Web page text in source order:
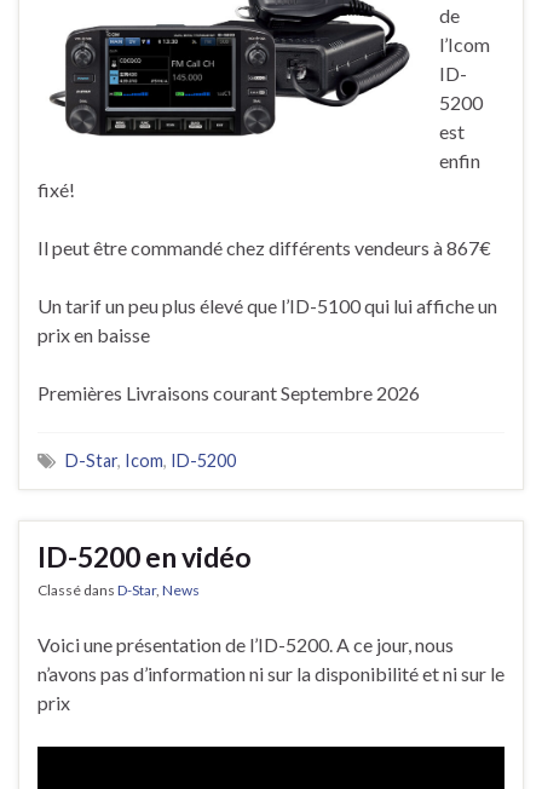
de
l’Icom
ID-
5200
est
enfin
fixé!
Il peut être commandé chez différents vendeurs à 867€
Un tarif un peu plus élevé que l’ID-5100 qui lui affiche un
prix en baisse
Premières Livraisons courant Septembre 2026
D-Star, Icom, ID-5200
ID-5200 en vidéo
Classé dans D-Star, News
Voici une présentation de l’ID-5200. A ce jour, nous
n’avons pas d’information ni sur la disponibilité et ni sur le
prix